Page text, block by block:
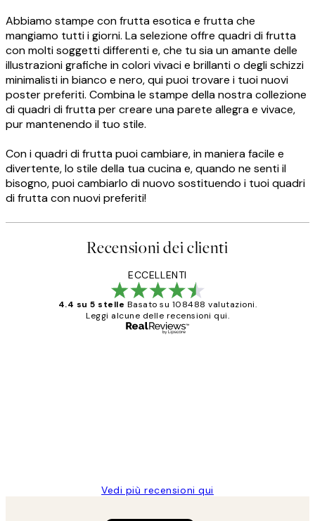
Abbiamo stampe con frutta esotica e frutta che
mangiamo tutti i giorni. La selezione offre quadri di frutta
con molti soggetti differenti e, che tu sia un amante delle
illustrazioni grafiche in colori vivaci e brillanti o degli schizzi
minimalisti in bianco e nero, qui puoi trovare i tuoi nuovi
poster preferiti. Combina le stampe della nostra collezione
di quadri di frutta per creare una parete allegra e vivace,
pur mantenendo il tuo stile.
Con i quadri di frutta puoi cambiare, in maniera facile e
divertente, lo stile della tua cucina e, quando ne senti il
bisogno, puoi cambiarlo di nuovo sostituendo i tuoi quadri
di frutta con nuovi preferiti!
Recensioni dei clienti
ECCELLENTI
4.4 su 5 stelle Basato su 108488 valutazioni.
Leggi alcune delle recensioni qui.
Vedi più recensioni qui